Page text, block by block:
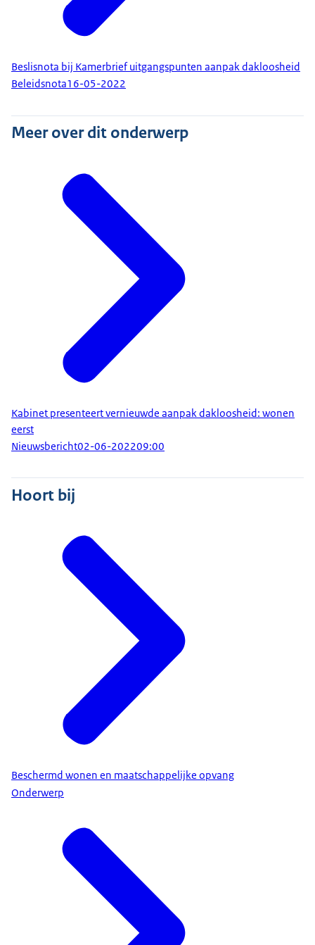
Beslisnota bij Kamerbrief uitgangspunten aanpak dakloosheid
Beleidsnota16-05-2022
Meer over dit onderwerp
Kabinet presenteert vernieuwde aanpak dakloosheid: wonen
eerst
Nieuwsbericht02-06-202209:00
Hoort bij
Beschermd wonen en maatschappelijke opvang
Onderwerp